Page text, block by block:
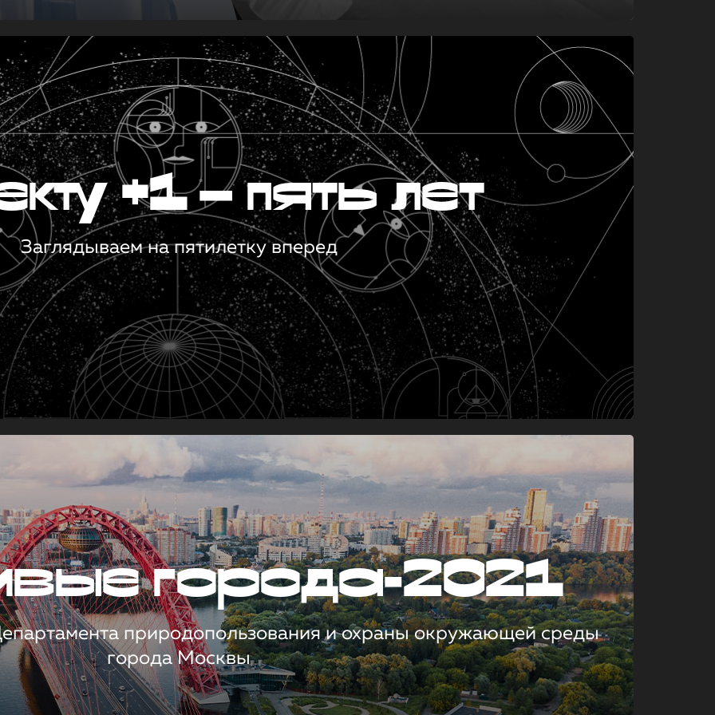
+1 — пять лет
Заглядываем на пятилетку вперед
города-2021
природопользования и охраны окружающей среды
города Москвы